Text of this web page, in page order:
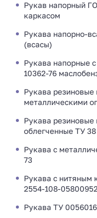
Рукав напорный
каркасом
Рукава напорно-
(всасы)
Рукава напорные
10362-76
Рукава резиновые
металлическими
Рукава
облегченные ТУ 38
Рукава с
73
Рукава с нитяным
2554-108-
Рукава ТУ